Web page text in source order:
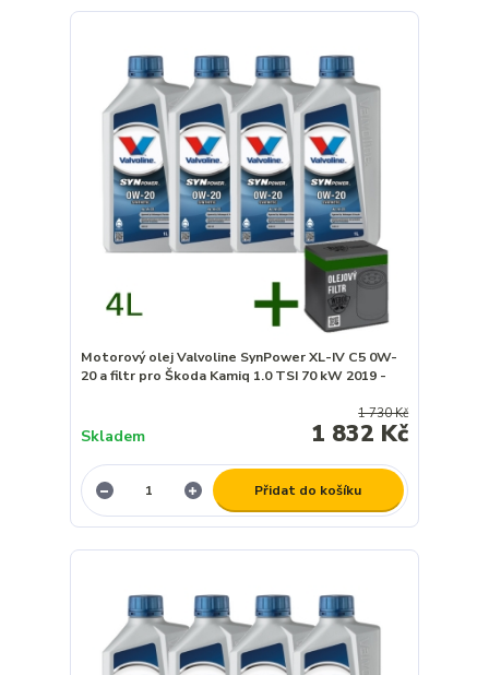
Motorový olej Valvoline SynPower XL-IV C5 0W-
20 a filtr pro Škoda Kamiq 1.0 TSI 70 kW 2019 -
1 730 Kč
1 832 Kč
Skladem
Přidat do košíku